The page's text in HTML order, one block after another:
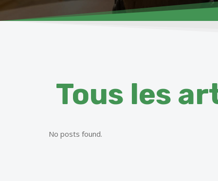
Tous les
No posts found.